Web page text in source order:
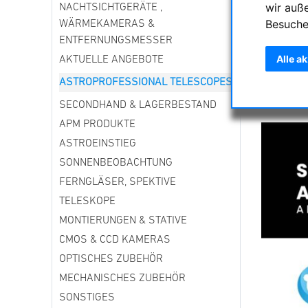
wir
Alle
NACHTSICHTGERÄTE ,
WÄRMEKAMERAS &
ENTFERNUNGSMESSER
AKTUELLE ANGEBOTE
ASTROPROFESSIONAL TELESCOPES
SECONDHAND & LAGERBESTAND
APM PRODUKTE
ASTROEINSTIEG
SONNENBEOBACHTUNG
FERNGLÄSER, SPEKTIVE
TELESKOPE
MONTIERUNGEN & STATIVE
CMOS & CCD KAMERAS
OPTISCHES ZUBEHÖR
MECHANISCHES ZUBEHÖR
SONSTIGES
Mit über